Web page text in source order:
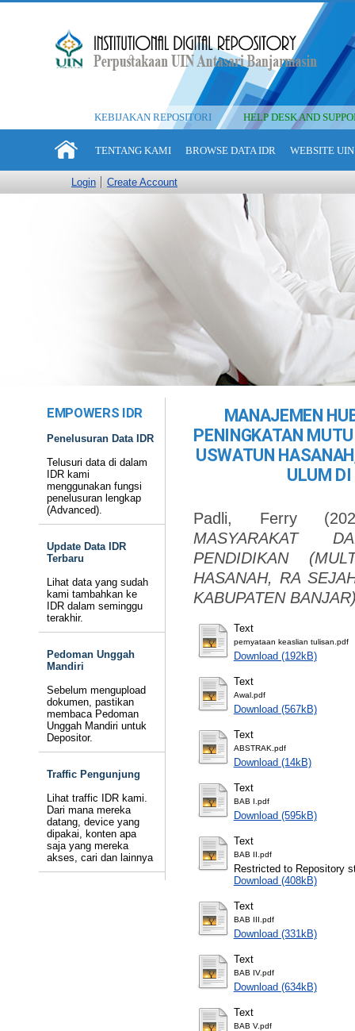
KEBIJAKAN REPOSITORI HELP DESK AND
TENTANG KAMI BROWSE DATA IDR WEBSITE
Login Create Account
EMPOWERS IDR
Penelusuran Data IDR
Telusuri data di dalam
IDR kami
menggunakan fungsi
penelusuran lengkap
(Advanced).
Update Data IDR
Terbaru
Lihat data yang sudah
kami tambahkan ke
IDR dalam seminggu
terakhir.
Pedoman Unggah
Mandiri
Sebelum mengupload
dokumen, pastikan
membaca Pedoman
Unggah Mandiri untuk
Depositor.
Traffic Pengunjung
Lihat traffic IDR kami.
Dari mana mereka
datang, device yang
dipakai, konten apa
saja yang mereka
akses, cari dan lainnya
MANAJEMEN
PENINGKATAN
USWATUN
ULUM
Padli, Ferry
MASYARAKAT
PENDIDIKAN
HASANAH, RA
KABUPATEN
Text
pernyataan keaslian tulisan.pdf
Download (192kB)
Text
Awal.pdf
Download (567kB)
Text
ABSTRAK.pdf
Download (14kB)
Text
BAB I.pdf
Download (595kB)
Text
BAB II.pdf
Restricted to Repository
Download (408kB)
Text
BAB III.pdf
Download (331kB)
Text
BAB IV.pdf
Download (634kB)
Text
BAB V.pdf